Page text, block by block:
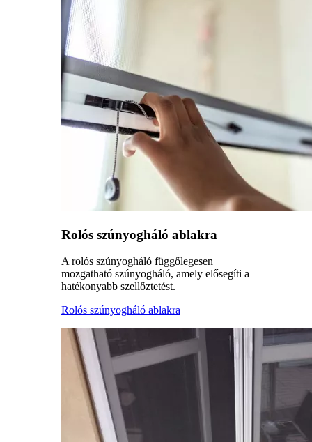
Rolós szúnyogháló ablakra
A rolós szúnyogháló függőlegesen
mozgatható szúnyogháló, amely elősegíti a
hatékonyabb szellőztetést.
Rolós szúnyogháló ablakra